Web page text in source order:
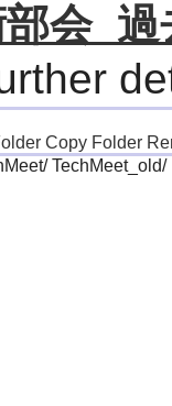
会_過
Copy Folder